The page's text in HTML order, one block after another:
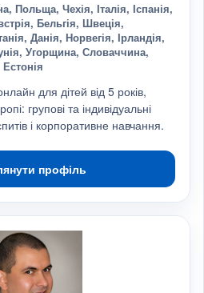
Польща, Чехія, Італія, Іспанія,
Бельгія, Швеція,
Данія, Норвегія, Ірландія,
Угорщина, Словаччина,
для дітей від 5 років,
групові та індивідуальні
і корпоративне навчання.
профіль